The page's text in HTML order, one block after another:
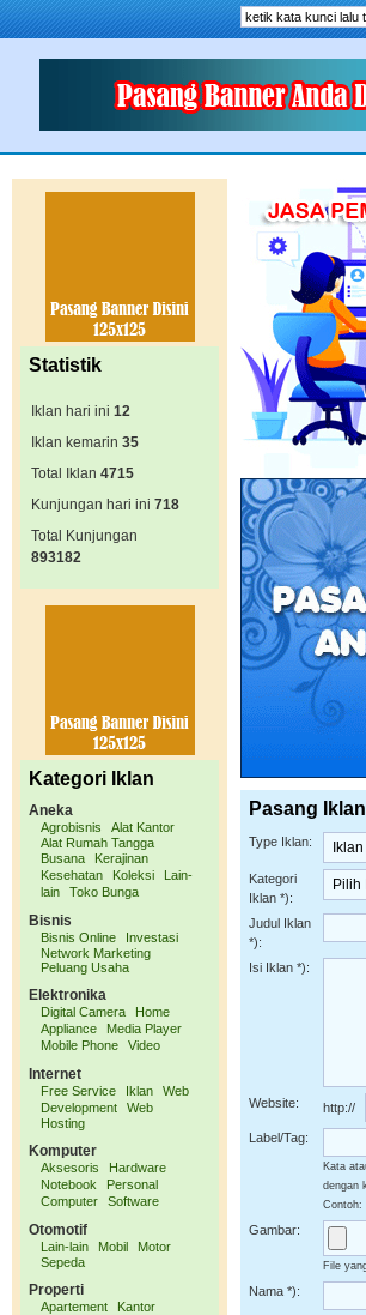
Statistik
Iklan hari ini 12
Iklan kemarin 35
Total Iklan 4715
Kunjungan hari ini 718
Total Kunjungan
893182
Kategori Iklan
Aneka
Agrobisnis
Alat Kantor
Alat Rumah Tangga
Busana
Kerajinan
Kesehatan
Koleksi
Lain-
lain
Toko Bunga
Bisnis
Bisnis Online
Investasi
Network Marketing
Peluang Usaha
Elektronika
Digital Camera
Home
Appliance
Media Player
Mobile Phone
Video
Internet
Free Service Iklan
Web
Development
Web
Hosting
Komputer
Aksesoris
Hardware
Notebook
Personal
Computer
Software
Otomotif
Lain-lain Mobil
Motor
Sepeda
Properti
Apartement
Kantor
Pasang Iklan
Type Iklan:
Kategori
Iklan *):
Judul Iklan
*):
Isi Iklan *):
Website: http://
Label/Tag:
Kata
dengan
Contoh:
Gambar:
File
Nama *):